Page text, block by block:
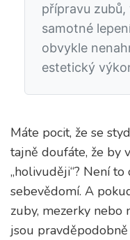
přípravu
samotné
obvykle
estetický
Máte pocit, že se
tajně doufáte, že by
„holivuději“? Není to
sebevědomí. A
zuby, mezerky nebo
jsou